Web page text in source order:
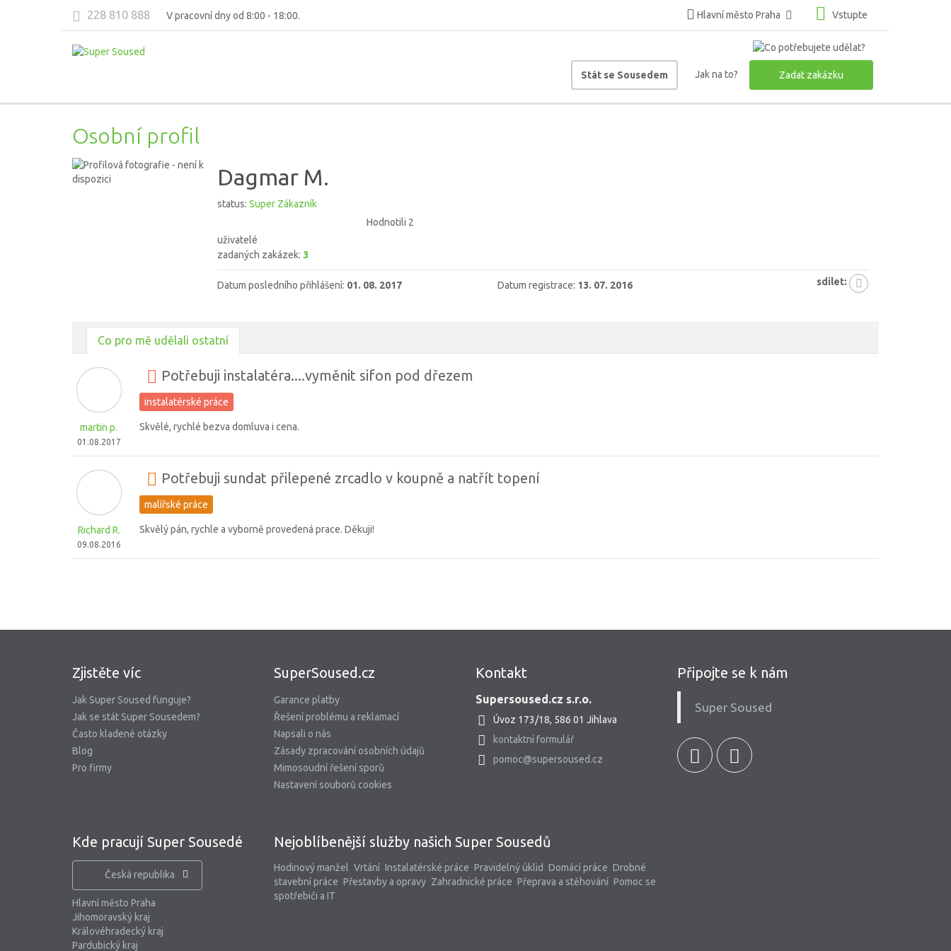
228 810 888 V pracovní dny od 8:00 - 18:00. Hlavní město Praha Vstupte
Stát se Sousedem Jak na to? Zadat zakázku
Osobní profil
Dagmar M.
status: Super Zákazník
Hodnotili 2
uživatelé
zadaných zakázek: 3
Datum posledního přihlášení: 01. 08. 2017 Datum registrace: 13. 07. 2016 sdílet:
Co pro mě udělali ostatní
martin p.
01.08.2017
Potřebuji instalatéra....vyměnit sifon pod dřezem
instalatérské práce
Skvělé, rychlé bezva domluva i cena.
Richard R.
09.08.2016
Potřebuji sundat přilepené zrcadlo v koupně a natřít topení
malířské práce
Skvělý pán, rychle a vyborně provedená prace. Děkuji!
Zjistěte víc
Jak Super Soused funguje?
Jak se stát Super Sousedem?
Často kladené otázky
Blog
Pro firmy
SuperSoused.cz
Garance platby
Řešení problému a reklamací
Napsali o nás
Zásady zpracování osobních údajů
Mimosoudní řešení sporů
Nastavení souborů cookies
Kontakt
Supersoused.cz s.r.o.
Úvoz 173/18, 586 01 Jihlava
kontaktní formulář
pomoc@supersoused.cz
Kde pracují Super Sousedé
Česká republika
Hlavní město Praha
Jihomoravský kraj
Královéhradecký kraj
Pardubický kraj
Nejoblíbenější služby našich Super Sousedů
Hodinový manžel Vrtání Instalatérské práce Pravidelný úklid Domácí práce Drobné
stavební práce Přestavby a opravy Zahradnické práce Přeprava a stěhování Pomoc se
spotřebiči a IT
Připojte se k nám
Super Soused